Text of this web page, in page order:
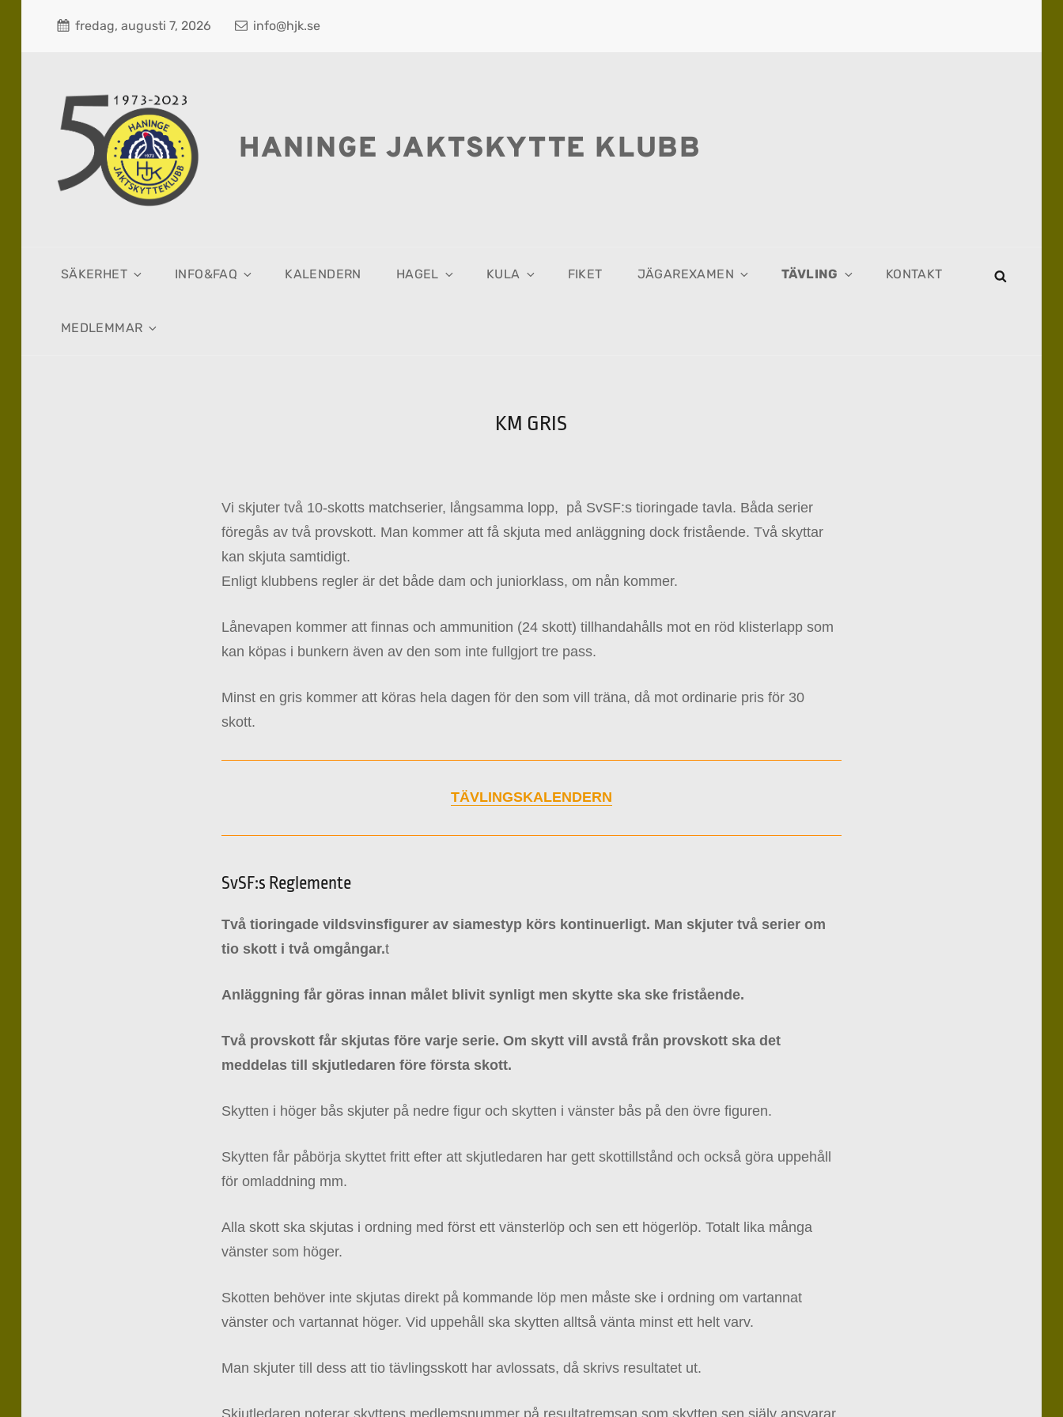
fredag, augusti 7, 2026 info@hjk.se
HANINGE JAKTSKYTTE KLUBB
SÄKERHET INFO&FAQ KALENDERN HAGEL KULA FIKET JÄGAREXAMEN TÄVLING KONTAKT
MEDLEMMAR
KM GRIS
Vi skjuter två 10-skotts matchserier, långsamma lopp, på SvSF:s tioringade tavla. Båda serier
föregås av två provskott. Man kommer att få skjuta med anläggning dock fristående. Två skyttar
kan skjuta samtidigt.
Enligt klubbens regler är det både dam och juniorklass, om nån kommer.
Lånevapen kommer att finnas och ammunition (24 skott) tillhandahålls mot en röd klisterlapp som
kan köpas i bunkern även av den som inte fullgjort tre pass.
Minst en gris kommer att köras hela dagen för den som vill träna, då mot ordinarie pris för 30
skott.
TÄVLINGSKALENDERN
SvSF:s Reglemente
Två tioringade vildsvinsfigurer av siamestyp körs kontinuerligt. Man skjuter två serier om
tio skott i två omgångar.t
Anläggning får göras innan målet blivit synligt men skytte ska ske fristående.
Två provskott får skjutas före varje serie. Om skytt vill avstå från provskott ska det
meddelas till skjutledaren före första skott.
Skytten i höger bås skjuter på nedre figur och skytten i vänster bås på den övre figuren.
Skytten får påbörja skyttet fritt efter att skjutledaren har gett skottillstånd och också göra uppehåll
för omladdning mm.
Alla skott ska skjutas i ordning med först ett vänsterlöp och sen ett högerlöp. Totalt lika många
vänster som höger.
Skotten behöver inte skjutas direkt på kommande löp men måste ske i ordning om vartannat
vänster och vartannat höger. Vid uppehåll ska skytten alltså vänta minst ett helt varv.
Man skjuter till dess att tio tävlingsskott har avlossats, då skrivs resultatet ut.
Skjutledaren noterar skyttens medlemsnummer på resultatremsan som skytten sen själv ansvarar